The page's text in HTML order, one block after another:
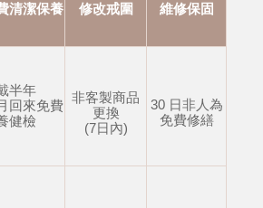
清潔保養 修改戒圍 維修保固
半年
回來免費
健檢
非客製商品
更換
(7日內)
30 日非人為
免費修繕